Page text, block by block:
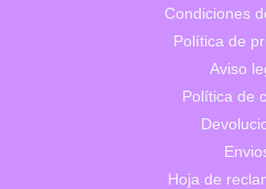
Condiciones
Política de
Aviso
Política de
Hoja de